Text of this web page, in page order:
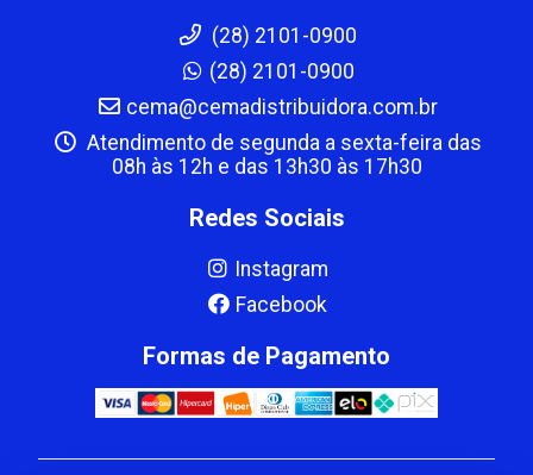
(28) 2101-0900
(28) 2101-0900
cema@cemadistribuidora.com.br
Atendimento de segunda a sexta-feira das
08h às 12h e das 13h30 às 17h30
Redes Sociais
Instagram
Facebook
Formas de Pagamento